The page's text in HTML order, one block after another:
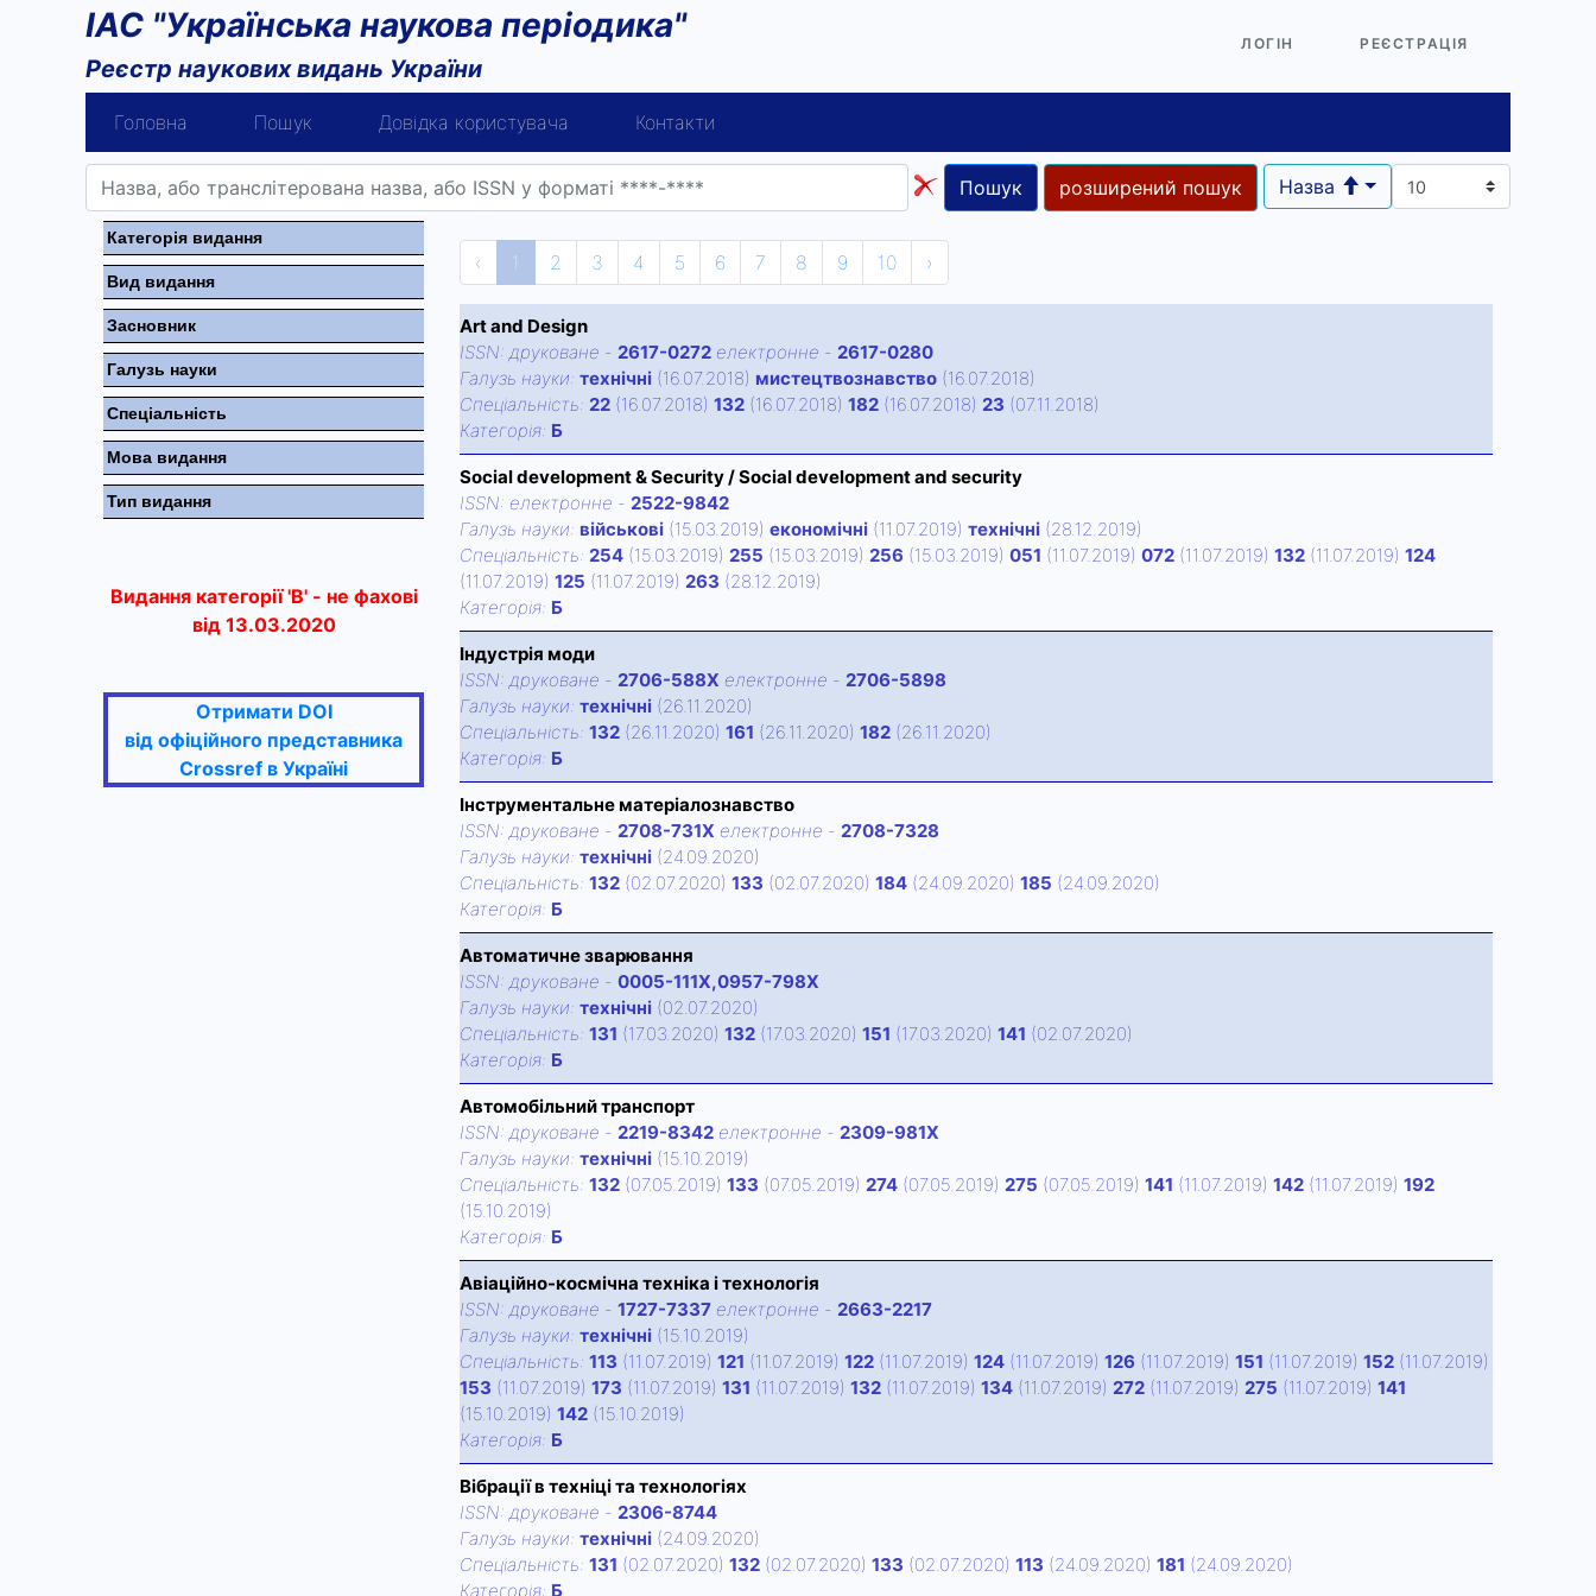
ІАС "Українська наукова періодика"
Реєстр наукових видань України
ЛОГІН РЕЄСТРАЦІЯ
Головна Пошук Довідка користувача Контакти
Пошук розширений пошук Назва
Категорiя видання
Вид видання
Засновник
Галузь науки
Спецiальнiсть
Мова видання
Тип видання
Видання категорії 'В' - не фахові
від 13.03.2020
Отримати DOI
від офіційного представника
Crossref в Україні
‹ 1 2 3 4 5 6 7 8 9 10 ›
Art and Design
ISSN: друковане - 2617-0272 електронне - 2617-0280
Галузь науки: технічні (16.07.2018) мистецтвознавство (16.07.2018)
Спецiальнiсть: 22 (16.07.2018) 132 (16.07.2018) 182 (16.07.2018) 23 (07.11.2018)
Категорiя: Б
Social development & Security / Social development and security
ISSN: електронне - 2522-9842
Галузь науки: військові (15.03.2019) економічні (11.07.2019) технічні (28.12.2019)
Спецiальнiсть: 254 (15.03.2019) 255 (15.03.2019) 256 (15.03.2019) 051 (11.07.2019) 072 (11.07.2019) 132 (11.07.2019) 124
(11.07.2019) 125 (11.07.2019) 263 (28.12.2019)
Категорiя: Б
Індустрія моди
ISSN: друковане - 2706-588X електронне - 2706-5898
Галузь науки: технічні (26.11.2020)
Спецiальнiсть: 132 (26.11.2020) 161 (26.11.2020) 182 (26.11.2020)
Категорiя: Б
Інструментальне матеріалознавство
ISSN: друковане - 2708-731X електронне - 2708-7328
Галузь науки: технічні (24.09.2020)
Спецiальнiсть: 132 (02.07.2020) 133 (02.07.2020) 184 (24.09.2020) 185 (24.09.2020)
Категорiя: Б
Автоматичне зварювання
ISSN: друковане - 0005-111X,0957-798X
Галузь науки: технічні (02.07.2020)
Спецiальнiсть: 131 (17.03.2020) 132 (17.03.2020) 151 (17.03.2020) 141 (02.07.2020)
Категорiя: Б
Автомобільний транспорт
ISSN: друковане - 2219-8342 електронне - 2309-981X
Галузь науки: технічні (15.10.2019)
Спецiальнiсть: 132 (07.05.2019) 133 (07.05.2019) 274 (07.05.2019) 275 (07.05.2019) 141 (11.07.2019) 142 (11.07.2019) 192
(15.10.2019)
Категорiя: Б
Авіаційно-космічна техніка і технологія
ISSN: друковане - 1727-7337 електронне - 2663-2217
Галузь науки: технічні (15.10.2019)
Спецiальнiсть: 113 (11.07.2019) 121 (11.07.2019) 122 (11.07.2019) 124 (11.07.2019) 126 (11.07.2019) 151 (11.07.2019) 152 (11.07.2019)
153 (11.07.2019) 173 (11.07.2019) 131 (11.07.2019) 132 (11.07.2019) 134 (11.07.2019) 272 (11.07.2019) 275 (11.07.2019) 141
(15.10.2019) 142 (15.10.2019)
Категорiя: Б
Вібрації в техніці та технологіях
ISSN: друковане - 2306-8744
Галузь науки: технічні (24.09.2020)
Спецiальнiсть: 131 (02.07.2020) 132 (02.07.2020) 133 (02.07.2020) 113 (24.09.2020) 181 (24.09.2020)
Категорiя: Б